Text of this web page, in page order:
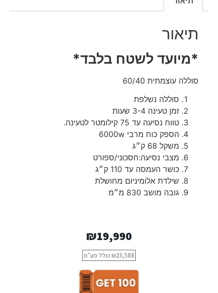
תיאור
*מיועד לשטח בלבד*
סוללה עוצמתית 60/40
סוללה נשלפת
זמן טעינה 3-4 שעות
טווח נסיעה עד 75 קילומטר לטעינה.
הספק כוח מרבי 6000w
משקל 68 ק״ג
מצבי נסיעה:חסכוני/ספורט
כושר העמסה עד 110 ק״ג
שילדת אלומיניום מחושלת
גובה מושב 830 מ״מ
₪19,990
₪23,588 כולל מע"מ